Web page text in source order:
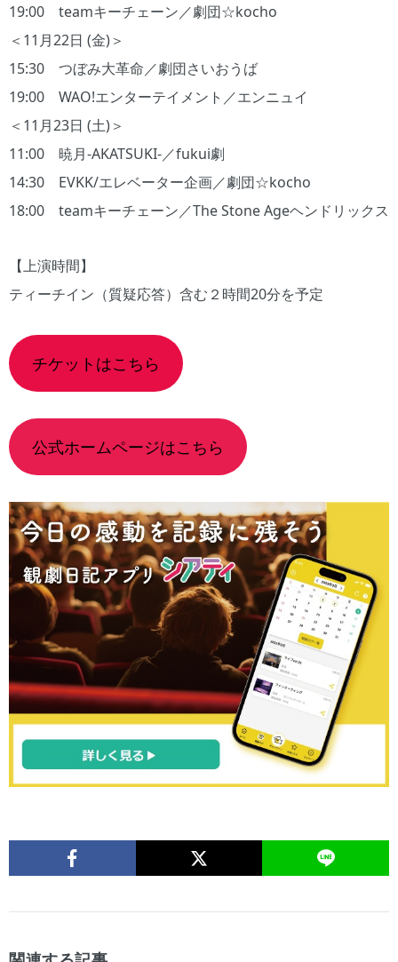
19:00 teamキーチェーン／劇団☆kocho
＜11月22日 (金)＞
15:30 つぼみ大革命／劇団さいおうば
19:00 WAO!エンターテイメント／エンニュイ
＜11月23日 (土)＞
11:00 暁月-AKATSUKI-／fukui劇
14:30 EVKK/エレベーター企画／劇団☆kocho
18:00 teamキーチェーン／The Stone Ageヘンドリックス
【上演時間】
ティーチイン（質疑応答）含む２時間20分を予定
チケットはこちら
公式ホームページはこちら